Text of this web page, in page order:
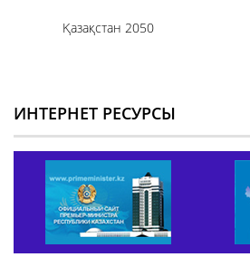
Қазақстан 2050
ИНТЕРНЕТ РЕСУРСЫ